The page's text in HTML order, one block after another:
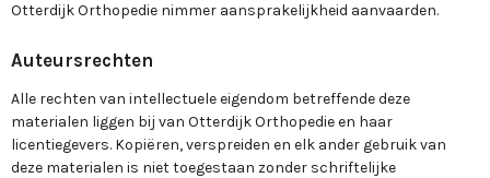
Otterdijk Orthopedie nimmer aansprakelijkheid aanvaarden.
Auteursrechten
Alle rechten van intellectuele eigendom betreffende deze
materialen liggen bij van Otterdijk Orthopedie en haar
licentiegevers. Kopiëren, verspreiden en elk ander gebruik van
deze materialen is niet toegestaan zonder schriftelijke